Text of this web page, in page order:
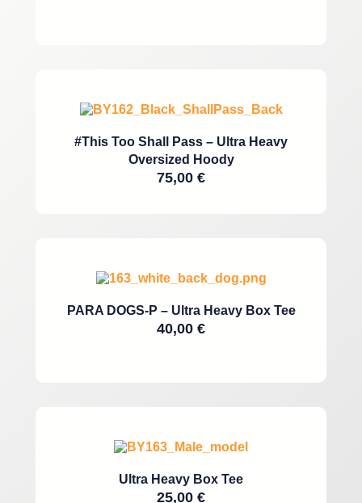
#This Too Shall Pass – Ultra Heavy
Oversized Hoody
75,00 €
PARA DOGS-P – Ultra Heavy Box Tee
40,00 €
Ultra Heavy Box Tee
25,00 €